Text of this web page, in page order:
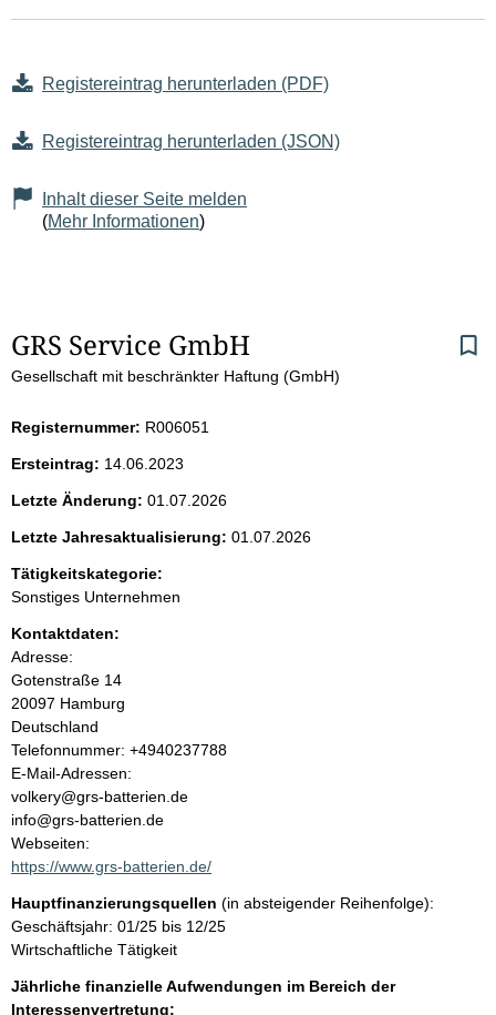
Registereintrag herunterladen (PDF)
Registereintrag herunterladen (JSON)
Inhalt dieser Seite melden
(Mehr Informationen)
S
e
i
t
e
n
i
n
h
a
l
t
GRS Service GmbH
Gesellschaft mit beschränkter Haftung (GmbH)
Registernummer: R006051
Ersteintrag: 14.06.2023
Letzte Änderung: 01.07.2026
Letzte Jahresaktualisierung: 01.07.2026
Tätigkeitskategorie:
Sonstiges Unternehmen
Kontaktdaten:
Adresse:
Gotenstraße 14
20097 Hamburg
Deutschland
K
o
n
t
a
k
i
n
f
o
r
Telefonnummer: +4940237788
E-Mail-Adressen:
volkery@grs-batterien.de
info@grs-batterien.de
Webseiten:
https://www.grs-batterien.de/
Hauptfinanzierungsquellen (in absteigender Reihenfolge):
Geschäftsjahr: 01/25 bis 12/25
Wirtschaftliche Tätigkeit
Jährliche finanzielle Aufwendungen im Bereich der
Interessenvertretung: